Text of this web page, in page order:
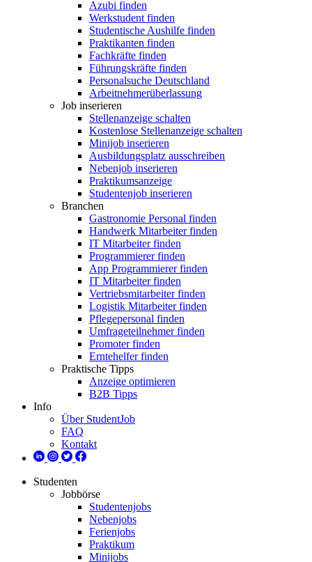
Azubi finden
Werkstudent finden
Studentische Aushilfe finden
Praktikanten finden
Fachkräfte finden
Führungskräfte finden
Personalsuche Deutschland
Arbeitnehmerüberlassung
Job inserieren
Stellenanzeige schalten
Kostenlose Stellenanzeige schalten
Minijob inserieren
Ausbildungsplatz ausschreiben
Nebenjob inserieren
Praktikumsanzeige
Studentenjob inserieren
Branchen
Gastronomie Personal finden
Handwerk Mitarbeiter finden
IT Mitarbeiter finden
Programmierer finden
App Programmierer finden
IT Mitarbeiter finden
Vertriebsmitarbeiter finden
Logistik Mitarbeiter finden
Pflegepersonal finden
Umfrageteilnehmer finden
Promoter finden
Erntehelfer finden
Praktische Tipps
Anzeige optimieren
B2B Tipps
Info
Über StudentJob
FAQ
Kontakt
Studenten
Jobbörse
Studentenjobs
Nebenjobs
Ferienjobs
Praktikum
Minijobs